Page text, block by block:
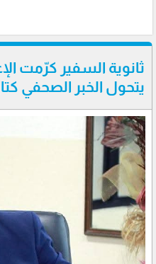
ثانوية السفير كرّمت
يتحول الخبر الصحفي